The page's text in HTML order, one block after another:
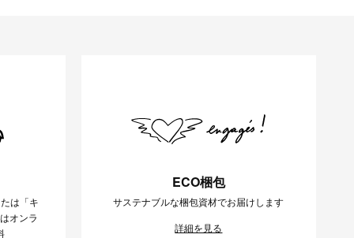
は「キ
オンラ
ECO梱包
サステナブルな梱包資材でお届けします
詳細を見る